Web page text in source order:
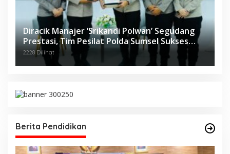
Diracik Manajer ‘Srikandi Polwan’ Segudang
Prestasi, Tim Pesilat Polda Sumsel Sukses
Diajang Kejurnas Menpora Cup II 2024
2228 Dilihat
Berita Pendidikan